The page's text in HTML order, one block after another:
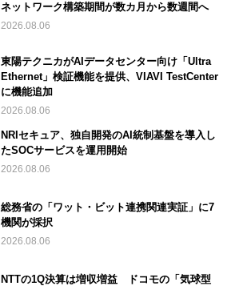
ネットワーク構築期間が数カ月から数週間へ
2026.08.06
東陽テクニカがAIデータセンター向け「Ultra
Ethernet」検証機能を提供、VIAVI TestCenter
に機能追加
2026.08.06
NRIセキュア、独自開発のAI統制基盤を導入し
たSOCサービスを運用開始
2026.08.06
総務省の「ワット・ビット連携関連実証」に7
機関が採択
2026.08.06
NTTの1Q決算は増収増益 ドコモの「気球型